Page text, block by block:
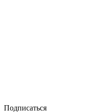
Подписаться